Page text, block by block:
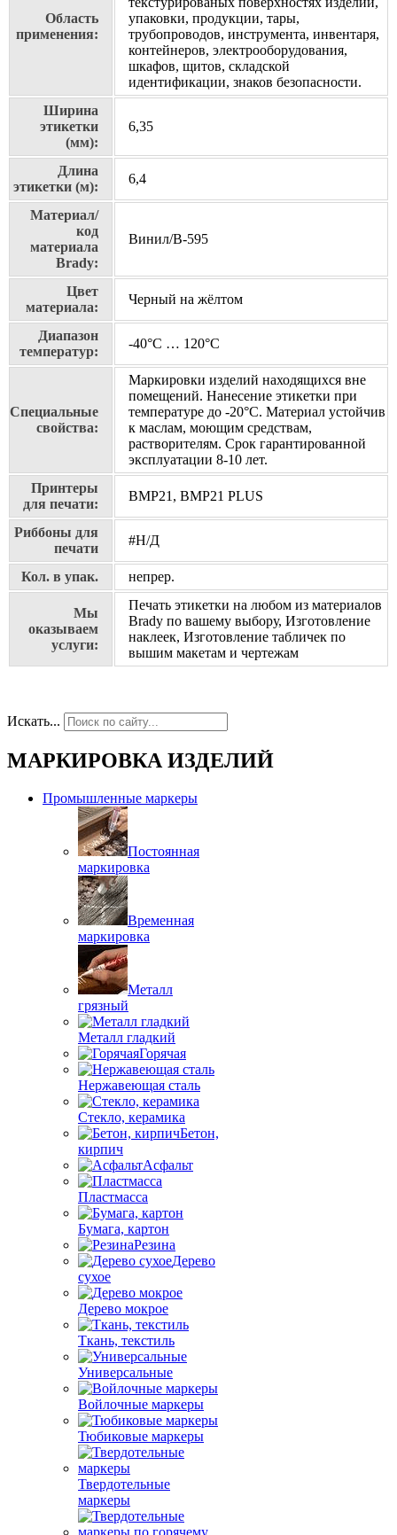
Область
применения:
упаковки, продукции, тары,
трубопроводов, инструмента, инвентаря,
контейнеров, электрооборудования,
шкафов, щитов, складской
идентификации, знаков безопасности.
Ширина
этикетки
(мм):
6,35
Длина
этикетки (м):
6,4
Материал/
код
материала
Brady:
Винил/В-595
Цвет
материала:
Черный на жёлтом
Диапазон
температур:
-40°C … 120°C
Специальные
свойства:
Маркировки изделий находящихся вне
помещений. Нанесение этикетки при
температуре до -20°C. Материал устойчив
к маслам, моющим средствам,
растворителям. Срок гарантированной
эксплуатации 8-10 лет.
Принтеры
для печати:
BMP21, BMP21 PLUS
Риббоны для
печати
#Н/Д
Кол. в упак. непрер.
Мы
оказываем
услуги:
Печать этикетки на любом из материалов
Brady по вашему выбору, Изготовление
наклеек, Изготовление табличек по
вышим макетам и чертежам
Искать...
МАРКИРОВКА ИЗДЕЛИЙ
Промышленные маркеры
Постоянная
маркировка
Временная
маркировка
Металл
грязный
Металл гладкий
Горячая
Нержавеющая сталь
Стекло, керамика
Бетон,
кирпич
Асфальт
Пластмасса
Бумага, картон
Резина
Дерево
сухое
Дерево мокрое
Ткань, текстиль
Универсальные
Войлочные маркеры
Тюбиковые маркеры
Твердотельные
маркеры